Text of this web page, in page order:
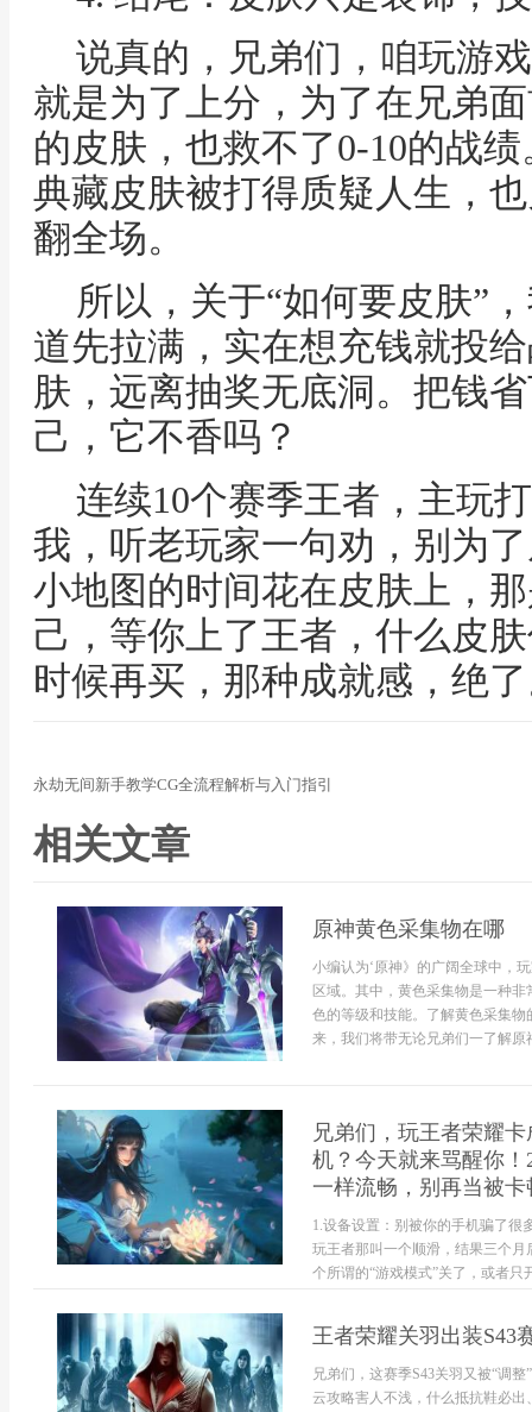
说真的，兄弟们，咱玩游
就是为了上分，为了在兄弟
的皮肤，也救不了0-10的战
典藏皮肤被打得质疑人生，
翻全场。
所以，关于“如何要皮肤”
道先拉满，实在想充钱就投
肤，远离抽奖无底洞。把钱
己，它不香吗？
连续10个赛季王者，主玩
我，听老玩家一句劝，别为
小地图的时间花在皮肤上，
己，等你上了王者，什么皮
时候再买，那种成就感，绝
永劫无间新手教学CG全流程解析与入门指引
相关文章
原神黄色采集物在哪
小编认为‘原神》的广阔全球中，
区域。其中，黄色采集物是一种
色的等级和技能。了解黄色采集
来，我们将带无论兄弟们一了解
兄弟们，玩王者荣耀
机？今天就来骂醒你
一样流畅，别再当被
1.设备设置：别被你的手机骗了很
玩王者那叫一个顺滑，结果三个
个所谓的“游戏模式”关了，或者只
王者荣耀关羽出装S43
兄弟们，这赛季S43关羽又被“调
云攻略害人不浅，什么抵抗鞋必